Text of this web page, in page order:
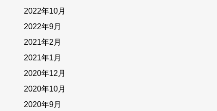
2022年10月
2022年9月
2021年2月
2021年1月
2020年12月
2020年10月
2020年9月